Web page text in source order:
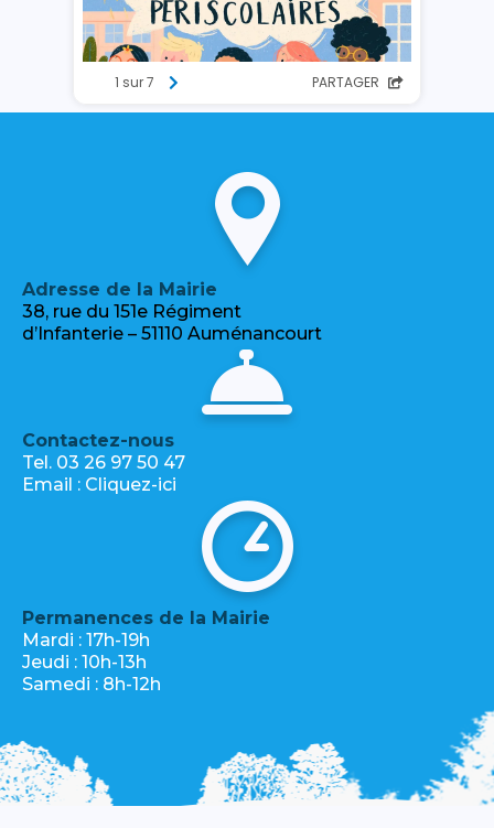
Adresse de la Mairie
38, rue du 151e Régiment
d’Infanterie – 51110 Auménancourt
Contactez-nous
Tel. 03 26 97 50 47
Email : Cliquez-ici
Permanences de la Mairie
Mardi : 17h-19h
Jeudi : 10h-13h
Samedi : 8h-12h